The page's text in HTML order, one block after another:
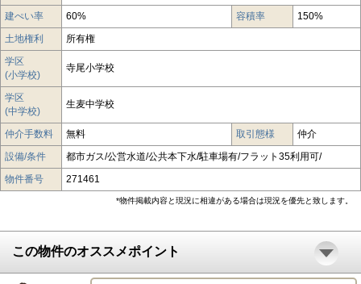
建ぺい率
60% 容積率
150%
土地権利
所有権
学区
(小学校)
寺尾小学校
学区
(中学校)
生麦中学校
仲介手数料 無料 取引態様
仲介
設備/条件
都市ガス/公営水道/公共本下水/駐車場有/フラット35利用可/
物件番号
271461
*物件掲載内容と現況に相違がある場合は現況を優先と致します。
この物件のオススメポイント